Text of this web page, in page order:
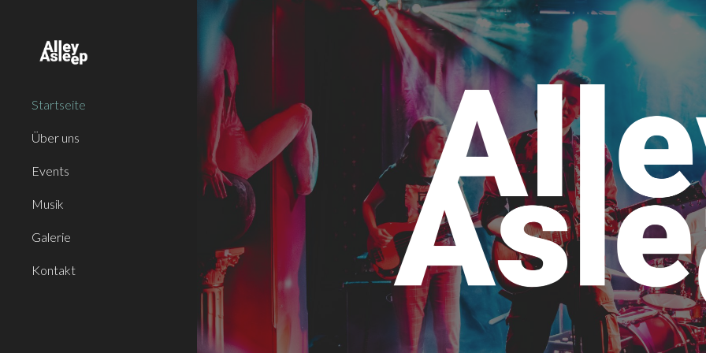
Skip to main content Skip to
Startseite
Über uns
Events
Musik
Galerie
Kontakt